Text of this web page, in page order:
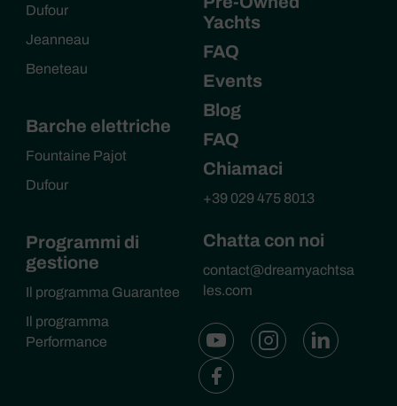
Dufour
Jeanneau
Beneteau
Barche elettriche
Fountaine Pajot
Dufour
Programmi di
gestione
Il programma Guarantee
Il programma
Performance
Yachts
FAQ
Events
Blog
FAQ
Chiamaci
+39 029 475 8013
Chatta con noi
contact@dreamyachtsa
les.com